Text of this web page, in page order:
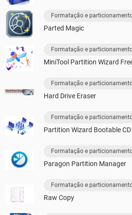
Formatação e
Parted Magic
Formatação e
MiniTool Partition Wizard
Formatação e
Hard Drive Eraser
Formatação e
Partition Wizard Bootable CD
Formatação e
Paragon Partition Manager
Formatação e
Raw Copy